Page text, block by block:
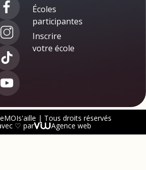
Écoles
participantes
Inscrire
votre école
| Tous droits réservés
♡ par Agence web